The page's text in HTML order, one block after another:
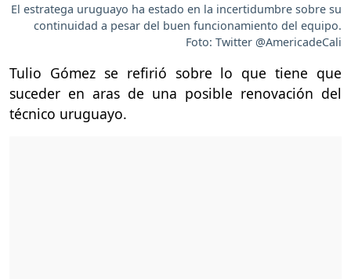
El estratega uruguayo ha estado en la incertidumbre sobre su
continuidad a pesar del buen funcionamiento del equipo.
Foto: Twitter @AmericadeCali
Tulio Gómez se refirió sobre lo que tiene que
suceder en aras de una posible renovación del
técnico uruguayo.